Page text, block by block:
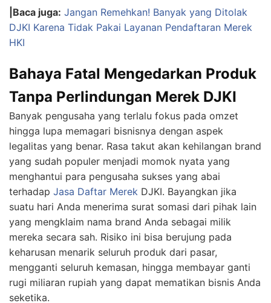
|Baca juga: Jangan Remehkan! Banyak yang Ditolak
DJKI Karena Tidak Pakai Layanan Pendaftaran Merek
HKI
Bahaya Fatal Mengedarkan Produk
Tanpa Perlindungan Merek DJKI
Banyak pengusaha yang terlalu fokus pada omzet
hingga lupa memagari bisnisnya dengan aspek
legalitas yang benar. Rasa takut akan kehilangan brand
yang sudah populer menjadi momok nyata yang
menghantui para pengusaha sukses yang abai
terhadap Jasa Daftar Merek DJKI. Bayangkan jika
suatu hari Anda menerima surat somasi dari pihak lain
yang mengklaim nama brand Anda sebagai milik
mereka secara sah. Risiko ini bisa berujung pada
keharusan menarik seluruh produk dari pasar,
mengganti seluruh kemasan, hingga membayar ganti
rugi miliaran rupiah yang dapat mematikan bisnis Anda
seketika.